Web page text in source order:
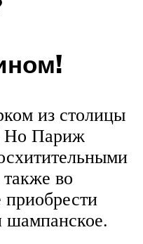
из столицы
Но Париж
во
шампанское.